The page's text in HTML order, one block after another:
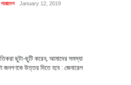
সারাদেশ January 12, 2019
ছুটা-ছুটি করেন, আমাদের সমস্যা
জনগণকে উত্তর দিতে হবে : জেনারেল